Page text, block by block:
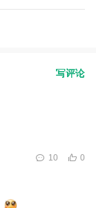
写评论
0
10